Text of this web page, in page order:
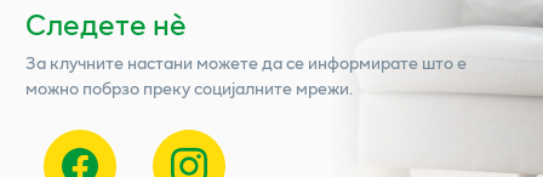
Следете нѐ
За клучните настани можете да се информирате што е
можно побрзо преку социјалните мрежи.